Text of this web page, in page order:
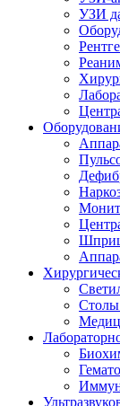
УЗИ